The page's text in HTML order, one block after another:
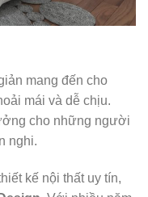
mang đến cho
mái và dễ chịu.
cho những người
nghi.
kế nội thất uy tín,